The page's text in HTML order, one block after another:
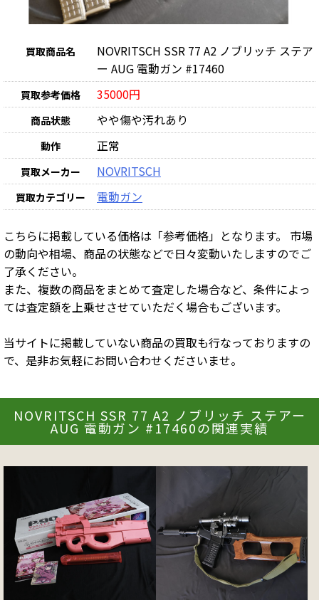
買取商品名
NOVRITSCH SSR 77 A2 ノブリッチ ステア
ー AUG 電動ガン #17460
買取参考価格 35000円
商品状態 やや傷や汚れあり
動作 正常
買取メーカー NOVRITSCH
買取カテゴリー 電動ガン
こちらに掲載している価格は「参考価格」となります。 市場
の動向や相場、商品の状態などで日々変動いたしますのでご
了承ください。
また、複数の商品をまとめて査定した場合など、条件によっ
ては査定額を上乗せさせていただく場合もございます。
当サイトに掲載していない商品の買取も行なっておりますの
で、是非お気軽にお問い合わせくださいませ。
NOVRITSCH SSR 77 A2 ノブリッチ ステアー
AUG 電動ガン #17460の関連実績